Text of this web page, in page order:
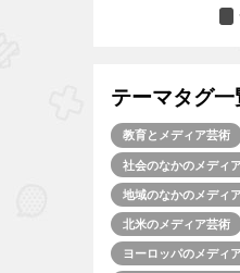
テーマタグ一
教育とメディア芸術
社会のなかのメディ
地域のなかのメディ
北米のメディア芸術
ヨーロッパのメディ